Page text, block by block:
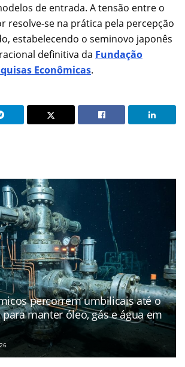
de entrada. A tensão entre o
resolve-se na prática pela percepção
estabelecendo o seminovo japonês
definitiva da Fundação
Econômicas.
percorrem umbilicais até o
manter óleo, gás e água em